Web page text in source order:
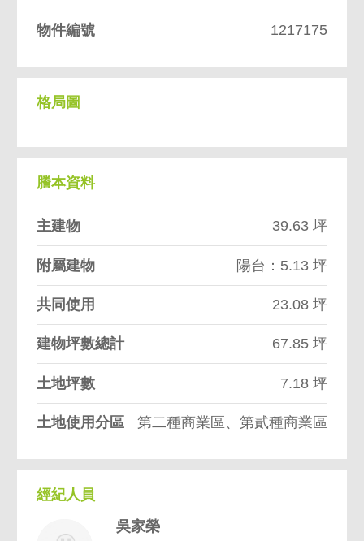
物件編號 1217175
格局圖
謄本資料
主建物 39.63 坪
附屬建物 陽台：5.13 坪
共同使用 23.08 坪
建物坪數總計 67.85 坪
土地坪數 7.18 坪
土地使用分區 第二種商業區、第貳種商業區
經紀人員
吳家榮